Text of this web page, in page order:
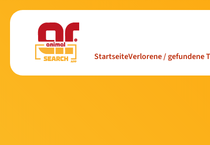
StartseiteVerlorene / gefundene